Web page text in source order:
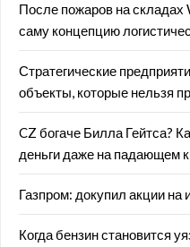
После пожаров на складах
саму концепцию
Стратегические
объекты, которые нельзя
CZ богаче Билла Гейтса?
деньги даже на падающем
Газпром: докупил акции
Когда бензин становится